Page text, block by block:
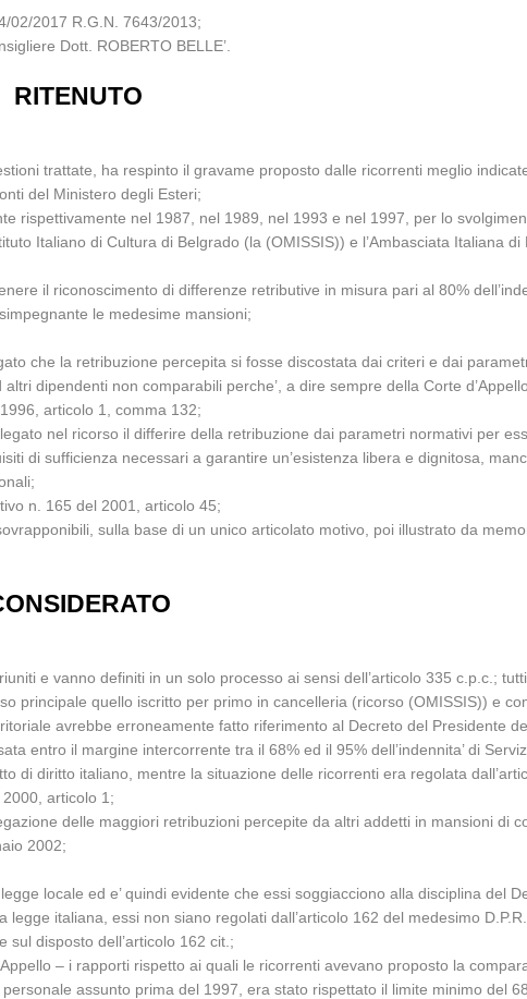
02/2017 R.G.N. 7643/2013;
Dott. ROBERTO BELLE’.
RITENUTO
trattate, ha respinto il gravame proposto dalle ricorrenti meglio
del Ministero degli Esteri;
rispettivamente nel 1987, nel 1989, nel 1993 e nel 1997, per lo
Italiano di Cultura di Belgrado (la (OMISSIS)) e l’Ambasciata Italiana
il riconoscimento di differenze retributive in misura pari al 80%
le medesime mansioni;
che la retribuzione percepita si fosse discostata dai criteri e dai
dipendenti non comparabili perche’, a dire sempre della Corte
articolo 1, comma 132;
nel ricorso il differire della retribuzione dai parametri normativi per
di sufficienza necessari a garantire un’esistenza libera e dignitosa,
n. 165 del 2001, articolo 45;
sulla base di un unico articolato motivo, poi illustrato da
e vanno definiti in un solo processo ai sensi dell’articolo 335 c.p.c.;
principale quello iscritto per primo in cancelleria (ricorso (OMISSIS)) e
avrebbe erroneamente fatto riferimento al Decreto del Presidente
entro il margine intercorrente tra il 68% ed il 95% dell’indennita’ di
diritto italiano, mentre la situazione delle ricorrenti era regolata
articolo 1;
delle maggiori retribuzioni percepite da altri addetti in mansioni di
2002;
locale ed e’ quindi evidente che essi soggiacciono alla disciplina del
italiana, essi non siano regolati dall’articolo 162 del medesimo
sul disposto dell’articolo 162 cit.;
– i rapporti rispetto ai quali le ricorrenti avevano proposto la
assunto prima del 1997, era stato rispettato il limite minimo del